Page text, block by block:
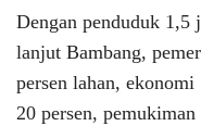
Dengan penduduk 1,5
lanjut Bambang,
persen lahan,
20 persen,